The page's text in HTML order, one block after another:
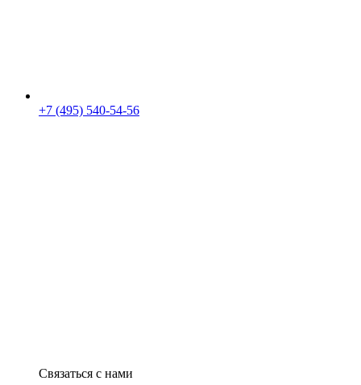
+7 (495) 540-54-56
Связаться с нами